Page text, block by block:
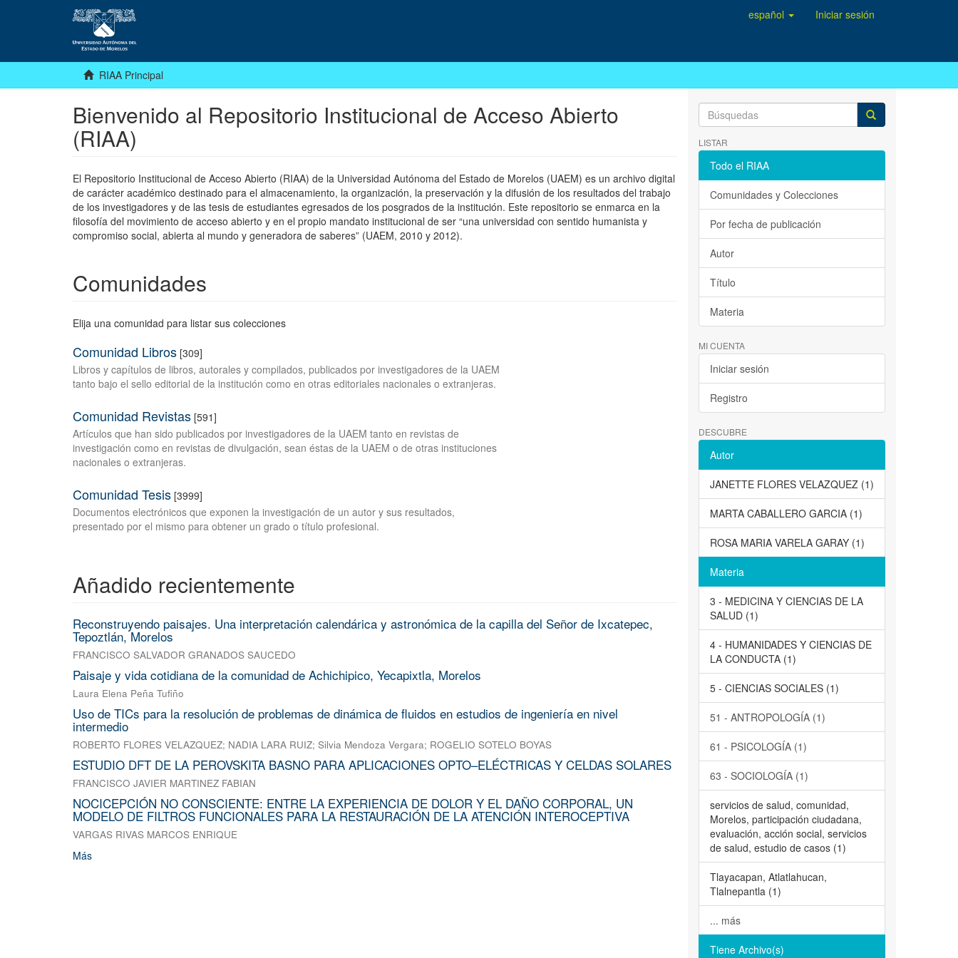
español Iniciar sesión
RIAA Principal
Bienvenido al Repositorio Institucional de Acceso Abierto
(RIAA)
El Repositorio Institucional de Acceso Abierto (RIAA) de la Universidad Autónoma del Estado de Morelos (UAEM) es un archivo digital
de carácter académico destinado para el almacenamiento, la organización, la preservación y la difusión de los resultados del trabajo
de los investigadores y de las tesis de estudiantes egresados de los posgrados de la institución. Este repositorio se enmarca en la
filosofía del movimiento de acceso abierto y en el propio mandato institucional de ser “una universidad con sentido humanista y
compromiso social, abierta al mundo y generadora de saberes” (UAEM, 2010 y 2012).
Comunidades
Elija una comunidad para listar sus colecciones
Comunidad Libros [309]
Libros y capítulos de libros, autorales y compilados, publicados por investigadores de la UAEM
tanto bajo el sello editorial de la institución como en otras editoriales nacionales o extranjeras.
Comunidad Revistas [591]
Artículos que han sido publicados por investigadores de la UAEM tanto en revistas de
investigación como en revistas de divulgación, sean éstas de la UAEM o de otras instituciones
nacionales o extranjeras.
Comunidad Tesis [3999]
Documentos electrónicos que exponen la investigación de un autor y sus resultados,
presentado por el mismo para obtener un grado o título profesional.
Añadido recientemente
Reconstruyendo paisajes. Una interpretación calendárica y astronómica de la capilla del Señor de Ixcatepec,
Tepoztlán, Morelos
FRANCISCO SALVADOR GRANADOS SAUCEDO
Paisaje y vida cotidiana de la comunidad de Achichipico, Yecapixtla, Morelos
Laura Elena Peña Tufiño
Uso de TICs para la resolución de problemas de dinámica de fluidos en estudios de ingeniería en nivel
intermedio
ROBERTO FLORES VELAZQUEZ; NADIA LARA RUIZ; Silvia Mendoza Vergara; ROGELIO SOTELO BOYAS
ESTUDIO DFT DE LA PEROVSKITA BASNO PARA APLICACIONES OPTO–ELÉCTRICAS Y CELDAS SOLARES
FRANCISCO JAVIER MARTINEZ FABIAN
NOCICEPCIÓN NO CONSCIENTE: ENTRE LA EXPERIENCIA DE DOLOR Y EL DAÑO CORPORAL, UN
MODELO DE FILTROS FUNCIONALES PARA LA RESTAURACIÓN DE LA ATENCIÓN INTEROCEPTIVA
VARGAS RIVAS MARCOS ENRIQUE
Más
LISTAR
Todo el RIAA
Comunidades y Colecciones
Por fecha de publicación
Autor
Título
Materia
MI CUENTA
Iniciar sesión
Registro
DESCUBRE
Autor
JANETTE FLORES VELAZQUEZ (1)
MARTA CABALLERO GARCIA (1)
ROSA MARIA VARELA GARAY (1)
Materia
3 - MEDICINA Y CIENCIAS DE LA
SALUD (1)
4 - HUMANIDADES Y CIENCIAS DE
LA CONDUCTA (1)
5 - CIENCIAS SOCIALES (1)
51 - ANTROPOLOGÍA (1)
61 - PSICOLOGÍA (1)
63 - SOCIOLOGÍA (1)
servicios de salud, comunidad,
Morelos, participación ciudadana,
evaluación, acción social, servicios
de salud, estudio de casos (1)
Tlayacapan, Atlatlahucan,
Tlalnepantla (1)
... más
Tiene Archivo(s)